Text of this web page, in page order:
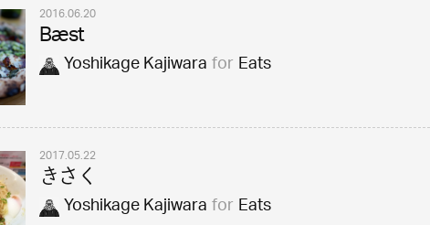
2016.06.20
Bæst
Yoshikage KajiwaraforEats
2017.05.22
きさく
Yoshikage KajiwaraforEats